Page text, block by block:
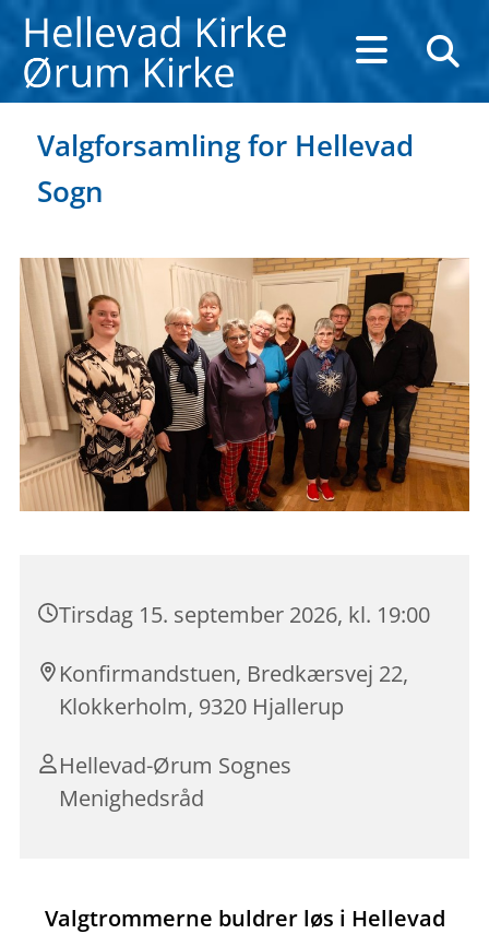
Valgforsamling for Hellevad
Sogn
Tirsdag 15. september 2026, kl. 19:00
Konfirmandstuen, Bredkærsvej 22,
Klokkerholm, 9320 Hjallerup
Hellevad-Ørum Sognes
Menighedsråd
Valgtrommerne buldrer løs i Hellevad